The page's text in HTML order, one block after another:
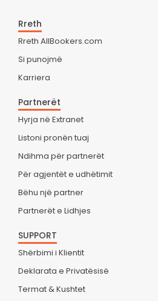
Rreth
Rreth AllBookers.com
Si punojmë
Karriera
Partnerët
Hyrja në Extranet
Listoni pronën tuaj
Ndihma për partnerët
Për agjentët e udhëtimit
Bëhu një partner
Partnerët e Lidhjes
SUPPORT
Shërbimi i Klientit
Deklarata e Privatësisë
Termat & Kushtet